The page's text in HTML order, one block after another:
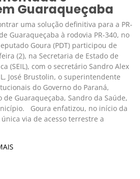
Guaraqueçaba
uma solução definitiva para a PR-
Guaraqueçaba à rodovia PR-340, no
Goura (PDT) participou de
(2), na Secretaria de Estado de
(SEIL), com o secretário Sandro Alex
José Brustolin, o superintendente
do Governo do Paraná,
Guaraqueçaba, Sandro da Saúde,
Goura enfatizou, no início da
via de acesso terrestre a